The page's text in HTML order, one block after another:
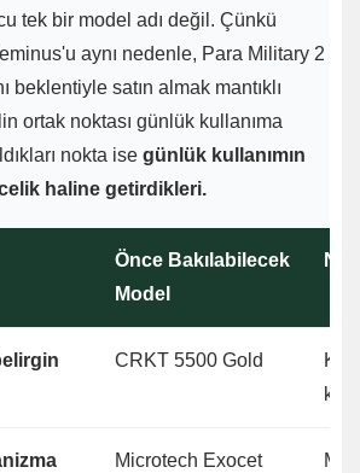
tek bir model adı değil. Çünkü
aynı nedenle, Para Military 2
beklentiyle satın almak mantıklı
ortak noktası günlük kullanıma
nokta ise günlük kullanımın
haline getirdikleri.
Önce Bakılabilecek
Model
CRKT 5500 Gold
Microtech Exocet